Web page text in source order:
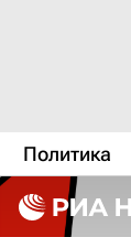
Политика